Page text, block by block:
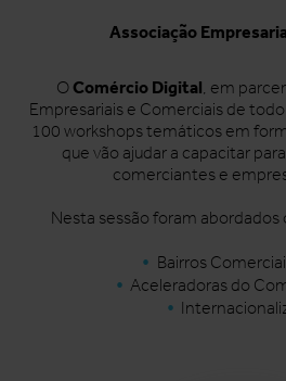
Associação
O Comércio Digital, em
Empresariais e Comerciais de
100 workshops temáticos em
que vão ajudar a capacitar
comerciantes e
Nesta sessão foram abordados
Bairros
Aceleradoras do